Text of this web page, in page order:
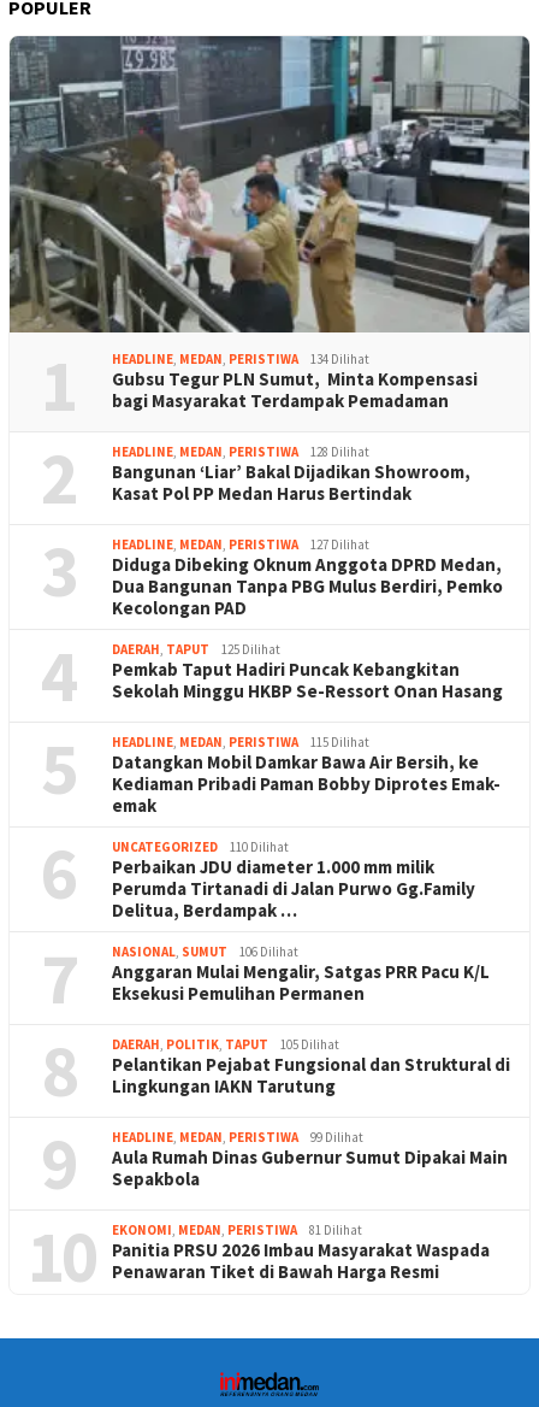
POPULER
1 HEADLINE MEDAN PERISTIWA 134 Dilihat
Gubsu Tegur PLN Sumut, Minta Kompensasi
bagi Masyarakat Terdampak Pemadaman
2 HEADLINE MEDAN PERISTIWA 128 Dilihat
Bangunan ‘Liar’ Bakal Dijadikan Showroom,
Kasat Pol PP Medan Harus Bertindak
3 HEADLINE MEDAN PERISTIWA 127 Dilihat
Diduga Dibeking Oknum Anggota DPRD Medan,
Dua Bangunan Tanpa PBG Mulus Berdiri, Pemko
Kecolongan PAD
4 DAERAH TAPUT 125 Dilihat
Pemkab Taput Hadiri Puncak Kebangkitan
Sekolah Minggu HKBP Se-Ressort Onan Hasang
5 HEADLINE MEDAN PERISTIWA 115 Dilihat
Datangkan Mobil Damkar Bawa Air Bersih, ke
Kediaman Pribadi Paman Bobby Diprotes Emak-
emak
6 UNCATEGORIZED 110 Dilihat
Perbaikan JDU diameter 1.000 mm milik
Perumda Tirtanadi di Jalan Purwo Gg.Family
Delitua, Berdampak …
7 NASIONAL SUMUT 106 Dilihat
Anggaran Mulai Mengalir, Satgas PRR Pacu K/L
Eksekusi Pemulihan Permanen
8 DAERAH POLITIK TAPUT 105 Dilihat
Pelantikan Pejabat Fungsional dan Struktural di
Lingkungan IAKN Tarutung
9 HEADLINE MEDAN PERISTIWA 99 Dilihat
Aula Rumah Dinas Gubernur Sumut Dipakai Main
Sepakbola
10 EKONOMI MEDAN PERISTIWA 81 Dilihat
Panitia PRSU 2026 Imbau Masyarakat Waspada
Penawaran Tiket di Bawah Harga Resmi